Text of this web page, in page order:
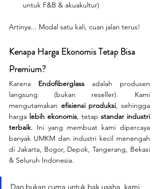
untuk F&B & akuakultur)
Artinya... Modal satu kali, cuan jalan terus!
Kenapa Harga Ekonomis Tetap Bisa
Premium?
Karena Endofiberglass adalah produsen
langsung (bukan reseller). Kami
mengutamakan efisiensi produksi, sehingga
harga lebih ekonomis, tetap standar industri
terbaik. Ini yang membuat kami dipercaya
banyak UMKM dan industri kecil menengah
di Jakarta, Bogor, Depok, Tangerang, Bekasi
& Seluruh Indonesia.
Dan bukan cuma untuk bak usaha, kami